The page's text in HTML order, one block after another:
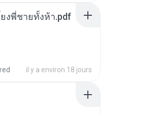
งพี่ชายทั้งห้า.pdf
il y a environ 18 jours